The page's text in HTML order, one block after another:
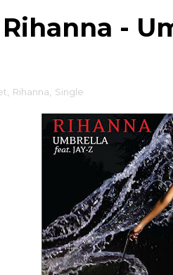
-
Rihanna Single